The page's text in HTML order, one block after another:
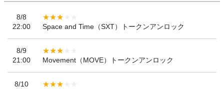
8/8
22:00
Space and Time（SXT）トークンアンロック
8/9
21:00
Movement（MOVE）トークンアンロック
8/10